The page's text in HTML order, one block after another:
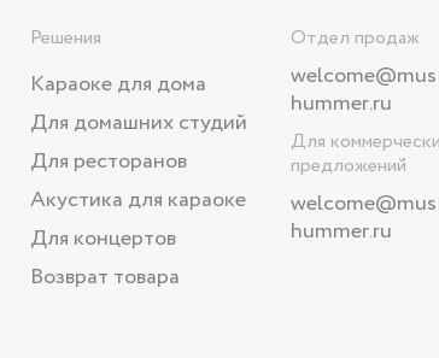
Решения
Караоке для дома
Для домашних студий
Для ресторанов
Акустика для караоке
Для концертов
Возврат товара
Отдел продаж
hummer.ru
Для
предложений
welcome
hummer.ru